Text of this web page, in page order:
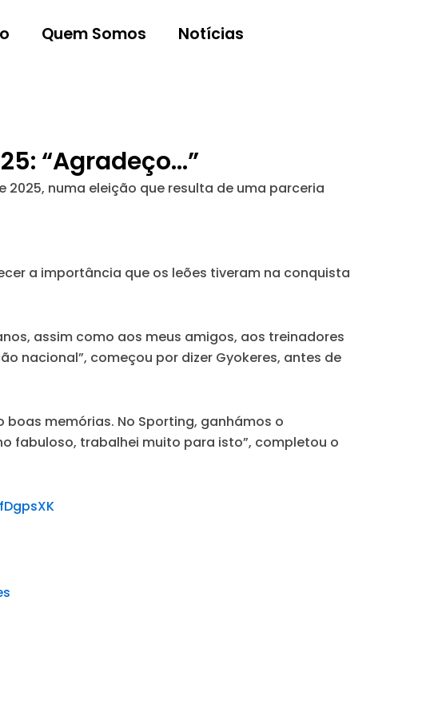
Quem Somos Notícias
“Agradeço…”
numa eleição que resulta de uma parceria
a importância que os leões tiveram na conquista
assim como aos meus amigos, aos treinadores
nacional”, começou por dizer Gyokeres, antes de
memórias. No Sporting, ganhámos o
fabuloso, trabalhei muito para isto”, completou o